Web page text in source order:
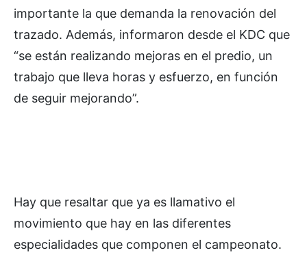
importante la que demanda la renovación del
trazado. Además, informaron desde el KDC que
“se están realizando mejoras en el predio, un
trabajo que lleva horas y esfuerzo, en función
de seguir mejorando”.
Hay que resaltar que ya es llamativo el
movimiento que hay en las diferentes
especialidades que componen el campeonato.